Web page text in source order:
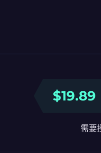
$19.89
需要